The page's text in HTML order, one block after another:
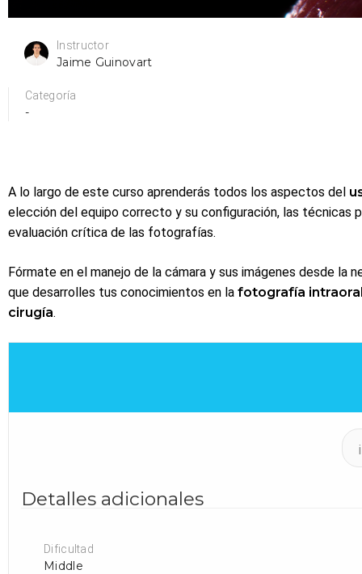
Instructor
Jaime Guinovart
Categoría
-
A lo largo de este curso aprenderás todos los aspectos del
elección del equipo correcto y su configuración, las técnicas
evaluación crítica de las fotografías.
Fórmate en el manejo de la cámara y sus imágenes desde la
que desarrolles tus conocimientos en la fotografía
cirugía.
Detalles adicionales
Dificultad
Middle